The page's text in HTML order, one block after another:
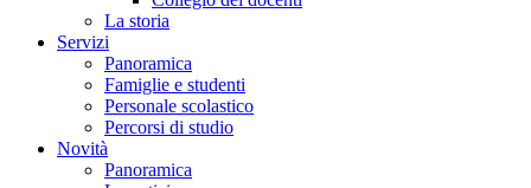
La storia
Servizi
Panoramica
Famiglie e studenti
Personale scolastico
Percorsi di studio
Novità
Panoramica